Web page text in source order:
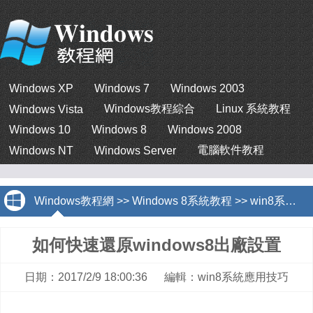
Windows XP Windows 7
Windows 2003
Windows Vista
Windows教程綜合
Linux 系統教程
Windows 10
Windows 8
Windows 2008
Windows NT
Windows Server 電腦軟件教程
Windows教程網 >> Windows 8系統教程 >> win8系統應用技巧
如何快速還原windows8出廠設置
日期：2017/2/9 18:00:36 編輯：win8系統應用技巧